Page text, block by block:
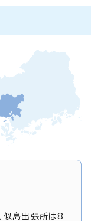
似島出張所は8